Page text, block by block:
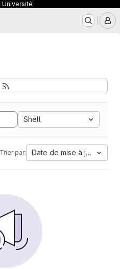
Université
Shell
Trier par: Date de mise à jour